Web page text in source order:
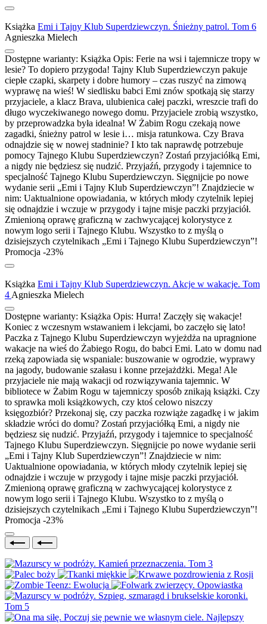
Książka Emi i Tajny Klub Superdziewczyn. Śnieżny patrol. Tom 6
Agnieszka Mielech
Dostępne warianty: Książka Opis: Ferie na wsi i tajemnicze tropy w
lesie? To dopiero przygoda! Tajny Klub Superdziewczyn pakuje
ciepłe czapki, skarpety i dobre humory – czas ruszyć na zimową
wyprawę na wieś! W siedlisku babci Emi znów spotkają się starzy
przyjaciele, a klacz Brava, ulubienica całej paczki, wreszcie trafi do
długo wyczekiwanego nowego domu. Przyjaciele zrobią wszystko,
by przeprowadzka była idealna! W Żabim Rogu czekają nowe
zagadki, śnieżny patrol w lesie i… misja ratunkowa. Czy Brava
odnajdzie się w nowej stadninie? I kto tak naprawdę potrzebuje
pomocy Tajnego Klubu Superdziewczyn? Zostań przyjaciółką Emi,
a nigdy nie będziesz się nudzić. Przyjaźń, przygody i tajemnice to
specjalność Tajnego Klubu Superdziewczyn. Sięgnijcie po nowe
wydanie serii „Emi i Tajny Klub Superdziewczyn”! Znajdziecie w
nim: Uaktualnione opowiadania, w których młody czytelnik lepiej
się odnajdzie i wczuje w przygody i tajne misje paczki przyjaciół.
Zmienioną oprawę graficzną w zachwycającej kolorystyce z
nowym logo serii i Tajnego Klubu. Wszystko to z myślą o
dzisiejszych czytelnikach „Emi i Tajnego Klubu Superdziewczyn”!
Promocja -23%
Książka Emi i Tajny Klub Superdziewczyn. Akcje w wakacje. Tom
4 Agnieszka Mielech
Dostępne warianty: Książka Opis: Hurra! Zaczęły się wakacje!
Koniec z wczesnym wstawaniem i lekcjami, bo zaczęło się lato!
Paczka z Tajnego Klubu Superdziewczyn wyjeżdża na upragnione
wakacje na wieś do Żabiego Rogu, do babci Emi. Lato w domu nad
rzeką zapowiada się wspaniale: buszowanie w ogrodzie, wyprawy
na jagody, budowanie szałasu i konne przejażdżki. Mega! Ale
przyjaciele nie mają wakacji od rozwiązywania tajemnic. W
bibliotece w Żabim Rogu w tajemniczy sposób znikają książki. Czy
to sprawka moli książkowych, czy ktoś celowo niszczy
księgozbiór? Przekonaj się, czy paczka rozwiąże zagadkę i w jakim
składzie wróci do domu? Zostań przyjaciółką Emi, a nigdy nie
będziesz się nudzić. Przyjaźń, przygody i tajemnice to specjalność
Tajnego Klubu Superdziewczyn. Sięgnijcie po nowe wydanie serii
„Emi i Tajny Klub Superdziewczyn”! Znajdziecie w nim:
Uaktualnione opowiadania, w których młody czytelnik lepiej się
odnajdzie i wczuje w przygody i tajne misje paczki przyjaciół.
Zmienioną oprawę graficzną w zachwycającej kolorystyce z
nowym logo serii i Tajnego Klubu. Wszystko to z myślą o
dzisiejszych czytelnikach „Emi i Tajnego Klubu Superdziewczyn”!
Promocja -23%